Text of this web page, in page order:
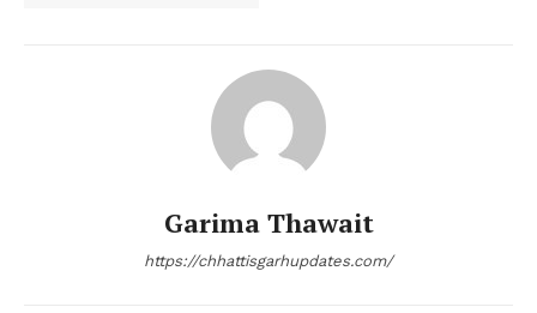
Garima Thawait
https://chhattisgarhupdates.com/